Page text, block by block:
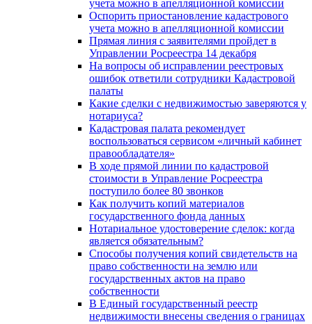
учета можно в апелляционной комиссии
Оспорить приостановление кадастрового
учета можно в апелляционной комиссии
Прямая линия с заявителями пройдет в
Управлении Росреестра 14 декабря
На вопросы об исправлении реестровых
ошибок ответили сотрудники Кадастровой
палаты
Какие сделки с недвижимостью заверяются у
нотариуса?
Кадастровая палата рекомендует
воспользоваться сервисом «личный кабинет
правообладателя»
В ходе прямой линии по кадастровой
стоимости в Управление Росреестра
поступило более 80 звонков
Как получить копий материалов
государственного фонда данных
Нотариальное удостоверение сделок: когда
является обязательным?
Способы получения копий свидетельств на
право собственности на землю или
государственных актов на право
собственности
В Единый государственный реестр
недвижимости внесены сведения о границах